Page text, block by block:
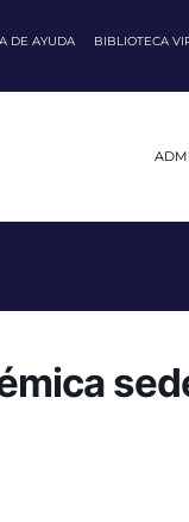
DE AYUDA BIBLIOTECA